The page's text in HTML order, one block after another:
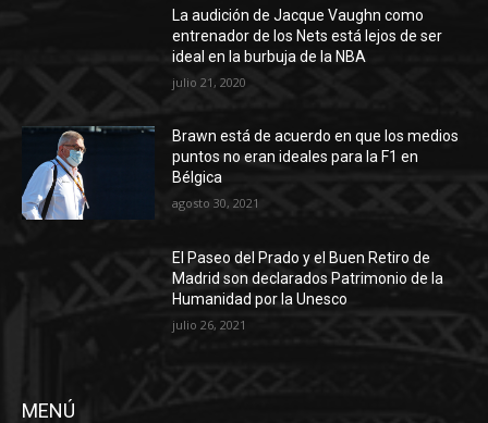
La audición de Jacque Vaughn como
entrenador de los Nets está lejos de ser
ideal en la burbuja de la NBA
julio 21, 2020
Brawn está de acuerdo en que los medios
puntos no eran ideales para la F1 en
Bélgica
agosto 30, 2021
El Paseo del Prado y el Buen Retiro de
Madrid son declarados Patrimonio de la
Humanidad por la Unesco
julio 26, 2021
MENÚ